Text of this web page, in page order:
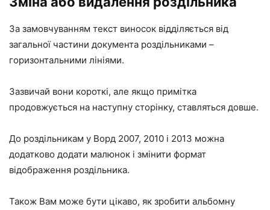
За замовчуванням текст виносок відділяється від
загальної частини документа роздільниками –
горизонтальними лініями.
Зазвичай вони короткі, але якщо примітка
продовжується на наступну сторінку, ставляться довше.
До роздільникам у Ворд 2007, 2010 і 2013 можна
додатково додати малюнок і змінити формат
відображення роздільника.
Також Вам може бути цікаво, як зробити альбомну